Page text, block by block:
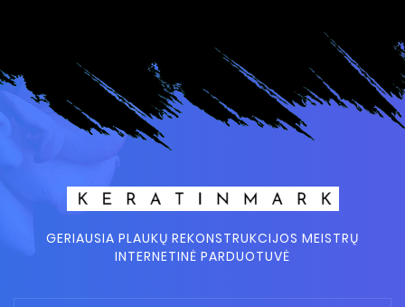
GERIAUSIA PLAUKŲ REKONSTRUKCIJOS MEISTRŲ
INTERNETINĖ PARDUOTUVĖ